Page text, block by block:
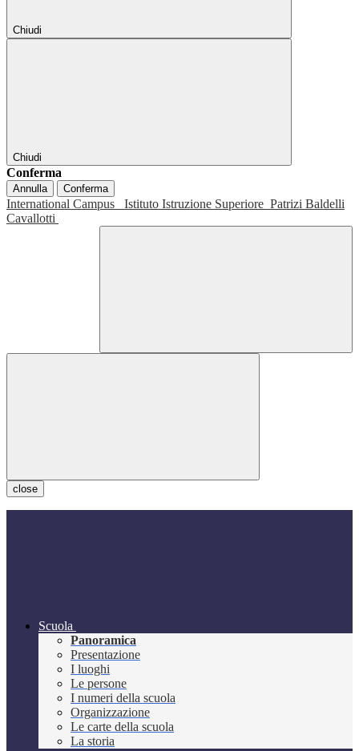
Chiudi
Chiudi
Conferma
Annulla Conferma
International Campus Istituto Istruzione Superiore Patrizi Baldelli
Cavallotti
close
Scuola
Panoramica
Presentazione
I luoghi
Le persone
I numeri della scuola
Organizzazione
Le carte della scuola
La storia